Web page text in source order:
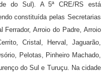
do Sul). A 5ª CRE/RS está
constituída pelas Secretarias
Arroio do Padre, Arroio
Cristal, Herval, Jaguarão,
Pelotas, Pinheiro Machado,
do Sul e Turuçu. Na cidade